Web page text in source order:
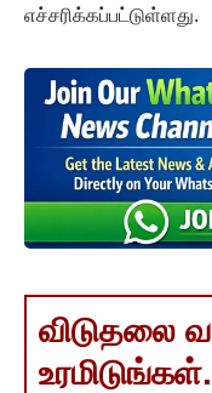
எச்சரிக்கப்பட்டுள்ளது.
விடுதலை